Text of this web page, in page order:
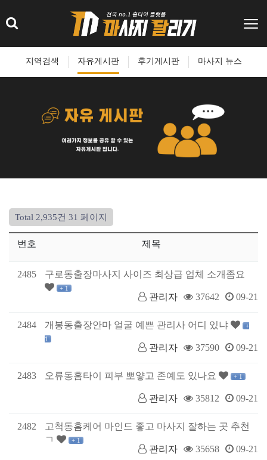
지역검색 자유게시판 후기게시판 마사지 뉴스
Total 2,935건 31 페이지
번호 제목
2485 구로동출장마사지 사이즈 최상급 업체 소개좀요
+ 1
관리자 37642 09-21
2484 개봉동출장안마 얼굴 예쁜 관리사 어디 있냐
+
1
관리자 37590 09-21
2483 오류동홈타이 피부 뽀얗고 존예도 있나요 + 1
관리자 35812 09-21
2482
고척동홈케어 마인드 좋고 마사지 잘하는 곳 추천
ㄱ
+ 1
관리자 35658 09-21